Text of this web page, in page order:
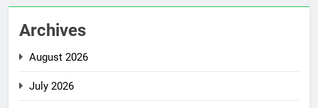
Archives
August 2026
July 2026